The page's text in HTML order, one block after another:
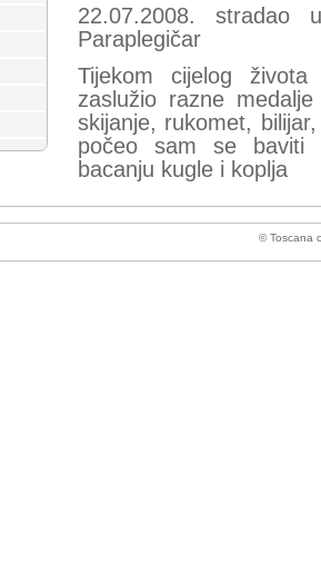
22.07.2008. stradao
Paraplegičar
Tijekom cijelog
zaslužio razne
skijanje, rukomet,
počeo sam se baviti
bacanju kugle i koplja
© Toscana